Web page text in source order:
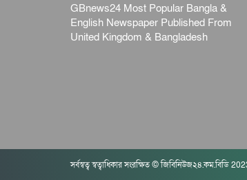
GBnews24 Most Popular Bangla &
English Newspaper Published From
United Kingdom & Bangladesh
সর্বস্বত্ব স্বত্বাধিকার সংরক্ষিত © জিবিনিউজ২৪.কম.বিডি